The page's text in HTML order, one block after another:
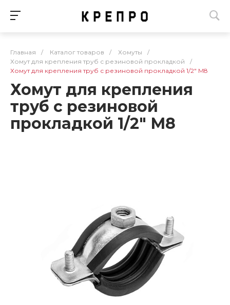
Главная / Каталог товаров / Хомуты
/
Хомут для крепления труб с резиновой прокладкой
/
Хомут для крепления труб с резиновой прокладкой 1/2" М8
Хомут для крепления
труб с резиновой
прокладкой 1/2" М8